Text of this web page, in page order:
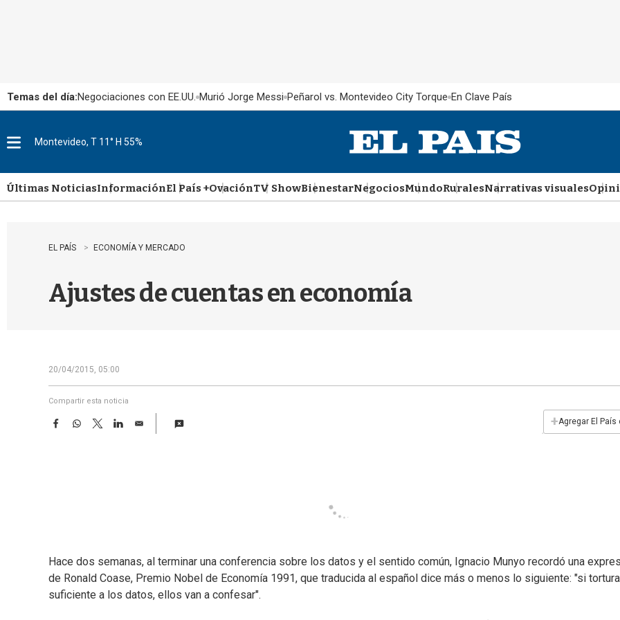
Temas del día:Negociaciones con EE.UU. Murió Jorge Messi Peñarol vs. Montevideo City Torque En Clave País
u
Montevideo, T 11° H 55%
Últimas NoticiasInformaciónEl País +OvaciónTV ShowBienestarNegociosMundoRuralesNarrativas visuales
EL PAÍS ECONOMÍA Y MERCADO
Ajustes de cuentas en economía
20/04/2015, 05:00
Compartir esta noticia
F
W
T
w
L
E
+Agregar El País
Hace dos semanas, al terminar una conferencia sobre los datos y el sentido común, Ignacio Munyo recordó una
de Ronald Coase, Premio Nobel de Economía 1991, que traducida al español dice más o menos lo siguiente: "si
suficiente a los datos, ellos van a confesar".